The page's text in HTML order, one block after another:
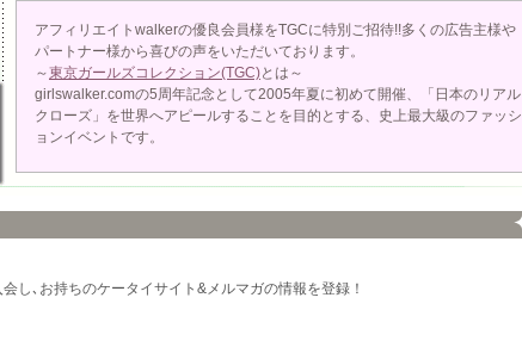
アフィリエイトwalkerの優良会員様をTGCに特別ご招待!!多くの広告主様や
パートナー様から喜びの声をいただいております。
～東京ガールズコレクション(TGC)とは～
girlswalker.comの5周年記念として2005年夏に初めて開催、「日本のリアル
クローズ」を世界へアピールすることを目的とする、史上最大級のファッシ
ョンイベントです。
し､お持ちのケータイサイト&メルマガの情報を登録！